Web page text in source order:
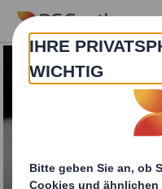
Skip to main content